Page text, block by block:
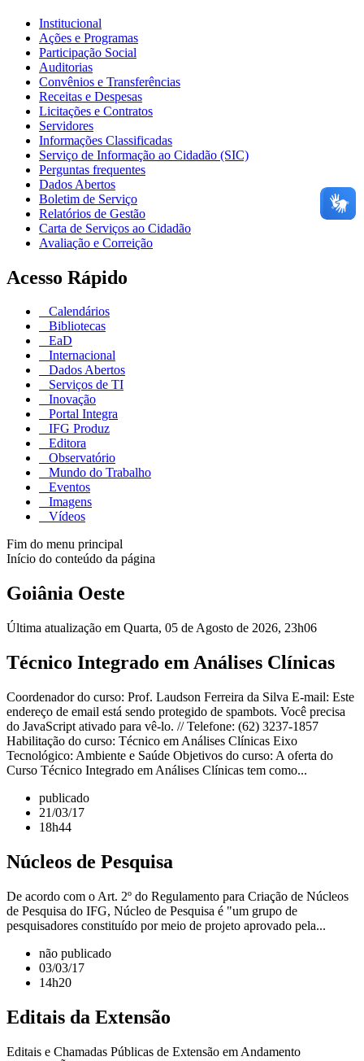
Institucional
Ações e Programas
Participação Social
Auditorias
Convênios e Transferências
Receitas e Despesas
Licitações e Contratos
Servidores
Informações Classificadas
Serviço de Informação ao Cidadão (SIC)
Perguntas frequentes
Dados Abertos
Boletim de Serviço
Relatórios de Gestão
Carta de Serviços ao Cidadão
Avaliação e Correição
Acesso Rápido
Calendários
Bibliotecas
EaD
Internacional
Dados Abertos
Serviços de TI
Inovação
Portal Integra
IFG Produz
Editora
Observatório
Mundo do Trabalho
Eventos
Imagens
Vídeos
Fim do menu principal
Início do conteúdo da página
Goiânia Oeste
Última atualização em Quarta, 05 de Agosto de 2026, 23h06
Técnico Integrado em Análises Clínicas
Coordenador do curso: Prof. Laudson Ferreira da Silva E-mail: Este
endereço de email está sendo protegido de spambots. Você precisa
do JavaScript ativado para vê-lo. // Telefone: (62) 3237-1857
Habilitação do curso: Técnico em Análises Clínicas Eixo
Tecnológico: Ambiente e Saúde Objetivos do curso: A oferta do
Curso Técnico Integrado em Análises Clínicas tem como...
publicado
21/03/17
18h44
Núcleos de Pesquisa
De acordo com o Art. 2º do Regulamento para Criação de Núcleos
de Pesquisa do IFG, Núcleo de Pesquisa é "um grupo de
pesquisadores constituído por meio de projeto aprovado pela...
não publicado
03/03/17
14h20
Editais da Extensão
Editais e Chamadas Públicas de Extensão em Andamento